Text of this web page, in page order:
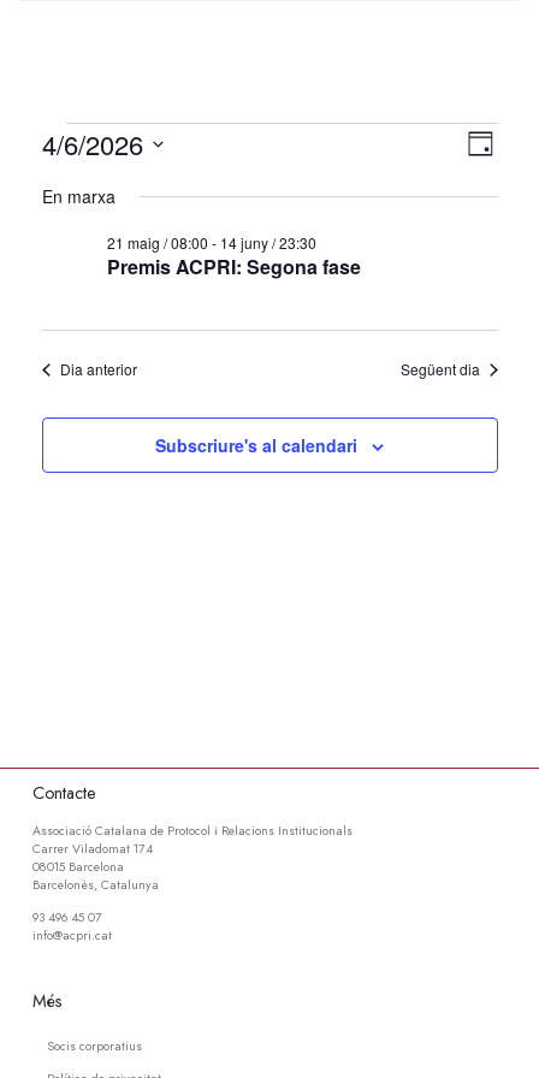
Esdeveniments
del
04/06/2026
Vistes
Dia
4/6/2026
una
En marxa
Premis ACPRI: Segona fase
21 maig / 08:00 - 14 juny / 23:30
Dia anterior Següent dia
Subscriure's al calendari
Contacte
Associació Catalana de Protocol i Relacions Institucionals
Carrer Viladomat 174
08015 Barcelona
Barcelonès, Catalunya
93 496 45 07
info@acpri.cat
Més
Socis corporatius